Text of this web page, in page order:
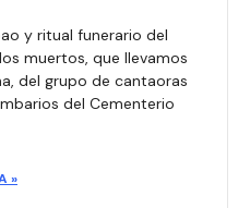
y ritual funerario del
muertos, que llevamos
del grupo de cantaoras
del Cementerio
»